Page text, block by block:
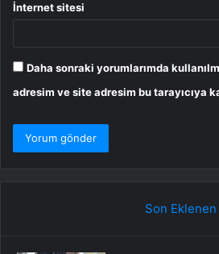
İnternet sitesi
Daha sonraki yorumlarımda
adresim ve site adresim bu tarayıcıya
Son Eklenen